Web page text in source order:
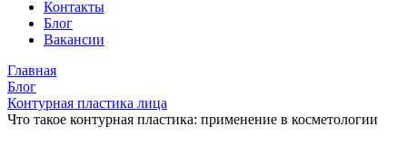
Контакты
Блог
Вакансии
Главная
Блог
Контурная пластика лица
Что такое контурная пластика: применение в косметологии